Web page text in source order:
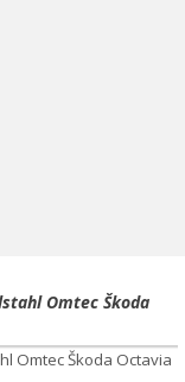
Omtec Škoda